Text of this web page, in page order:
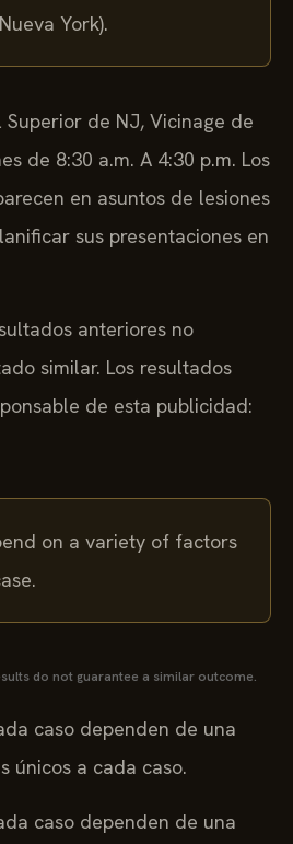
York).
de NJ, Vicinage de
de 8:30 a.m. A 4:30 p.m. Los
en asuntos de lesiones
sus presentaciones en
anteriores no
similar. Los resultados
de esta publicidad:
on a variety of factors
do not guarantee a similar outcome.
caso dependen de una
únicos a cada caso.
caso dependen de una